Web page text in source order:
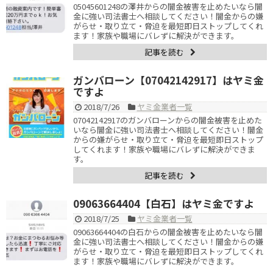
05045601248の澤井からの闇金被害を止めたいなら闇
金に強い司法書士へ相談してください！闇金からの嫌
がらせ・取り立て・脅迫を最短即日ストップしてくれ
ます！家族や職場にバレずに解決ができます。
記事を読む
ガンバローン【07042142917】はヤミ金
ですよ
2018/7/26
ヤミ金業者一覧
07042142917のガンバローンからの闇金被害を止めた
いなら闇金に強い司法書士へ相談してください！闇金
からの嫌がらせ・取り立て・脅迫を最短即日ストップ
してくれます！家族や職場にバレずに解決ができま
す。
記事を読む
09063664404【白石】はヤミ金ですよ
2018/7/25
ヤミ金業者一覧
09063664404の白石からの闇金被害を止めたいなら闇
金に強い司法書士へ相談してください！闇金からの嫌
がらせ・取り立て・脅迫を最短即日ストップしてくれ
ます！家族や職場にバレずに解決ができます。